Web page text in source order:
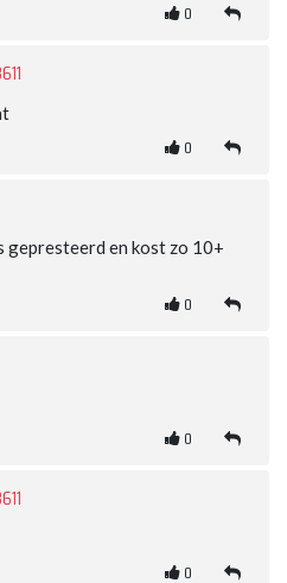
0
0
gepresteerd en kost zo 10+
0
0
0